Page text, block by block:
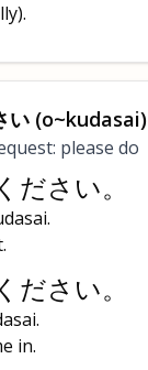
い (o~kudasai)
please do
ださい。
ださい。
in.